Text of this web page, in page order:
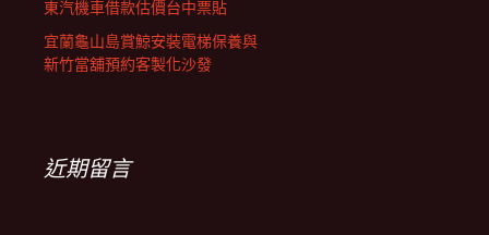
東汽機車借款估價台中票貼
宜蘭龜山島賞鯨安裝電梯保養與
新竹當舖預約客製化沙發
近期留言